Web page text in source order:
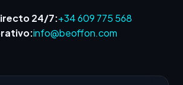
24/7:+34 609 775 568
info@beoffon.com